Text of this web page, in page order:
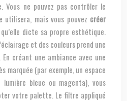
Vous ne pouvez pas contrôler le
utilisera, mais vous pouvez créer
qu’elle dicte sa propre esthétique.
et des couleurs prend une
créant une ambiance avec une
marquée (par exemple, un espace
lumière bleue ou magenta), vous
votre palette. Le filtre appliqué